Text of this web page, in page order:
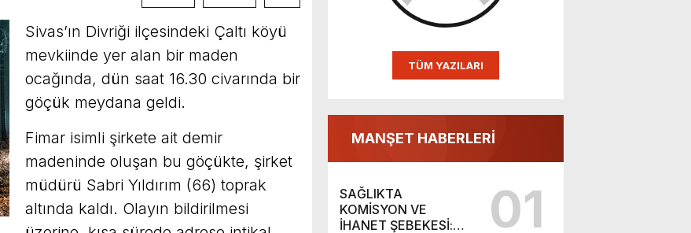
TÜM YAZILARI
MANŞET HABERLERİ
SAĞLIKTA
KOMİSYON VE
İHANET ŞEBEKESİ:
01
Sivas’ın Divriği ilçesindeki Çaltı köyü
mevkiinde yer alan bir maden
ocağında, dün saat 16.30 civarında bir
göçük meydana geldi.
Fimar isimli şirkete ait demir
madeninde oluşan bu göçükte, şirket
müdürü Sabri Yıldırım (66) toprak
altında kaldı. Olayın bildirilmesi